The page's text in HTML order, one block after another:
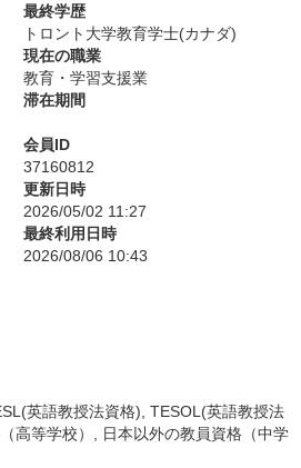
最終学歴
トロント大学教育学士(カナダ)
現在の職業
教育・学習支援業
滞在期間
会員ID
37160812
更新日時
2026/05/02 11:27
最終利用日時
2026/08/06 10:43
英語教授法資格), TESOL(英語教授法
高等学校）, 日本以外の教員資格（中学